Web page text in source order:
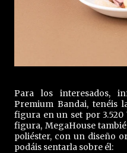
Para los interesados,
Premium Bandai, tenéis
figura en un set por 3.520
figura, MegaHouse
poliéster, con un diseño
podáis sentarla sobre él: